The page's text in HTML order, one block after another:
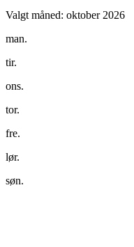
Valgt måned: oktober 2026
man.
tir.
ons.
tor.
fre.
lør.
søn.